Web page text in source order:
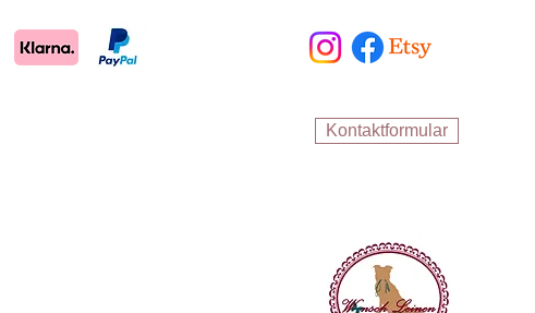
Kontaktformular